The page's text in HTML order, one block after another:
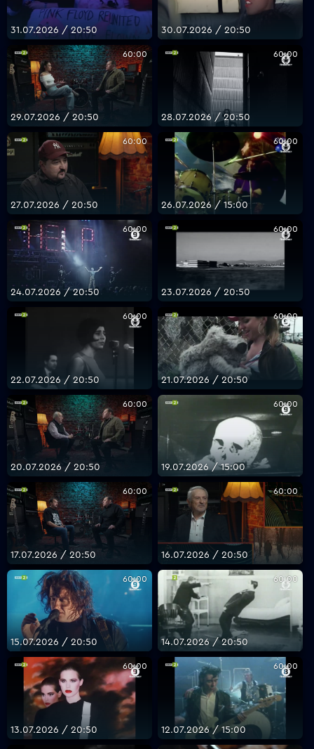
31.07.2026 / 20:50 30.07.2026 / 20:50
60:00
29.07.2026 / 20:50
60:00
28.07.2026 / 20:50
60:00
27.07.2026 / 20:50
60:00
26.07.2026 / 15:00
60:00
24.07.2026 / 20:50
60:00
23.07.2026 / 20:50
60:00
22.07.2026 / 20:50
60:00
21.07.2026 / 20:50
60:00
20.07.2026 / 20:50
60:00
19.07.2026 / 15:00
60:00
17.07.2026 / 20:50
60:00
16.07.2026 / 20:50
60:00
15.07.2026 / 20:50
60:00
14.07.2026 / 20:50
60:00
13.07.2026 / 20:50
60:00
12.07.2026 / 15:00